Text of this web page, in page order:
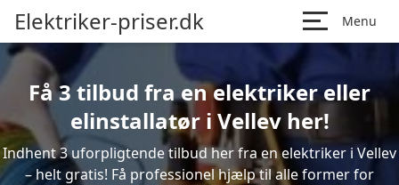
Elektriker-priser.dk Menu
Få 3 tilbud fra en elektriker eller
elinstallatør i Vellev her!
Indhent 3 uforpligtende tilbud her fra en elektriker i Vellev
– helt gratis! Få professionel hjælp til alle former for